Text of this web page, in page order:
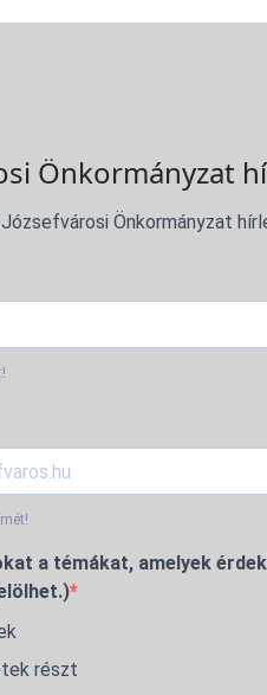
Önkormányzat
Önkormányzat
a témákat, amelyek
részt